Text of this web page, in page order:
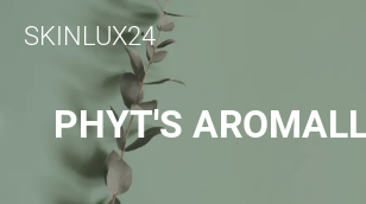
SKINLUX24
PHYT'S